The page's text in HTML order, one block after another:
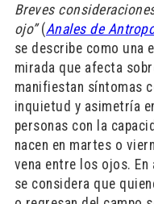
Breves
ojo”(Anales de
se describe como una
mirada que afecta
manifiestan síntomas
inquietud y asimetría
personas con la
nacen en martes o
vena entre los ojos. En
se considera que